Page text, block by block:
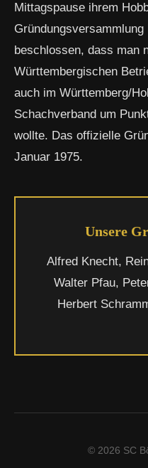
Mittagspause ihrem
beschlossen, dass man
Württembergischen
auch im Württemberg/
Schachverband um
wollte. Das offizielle
Januar 1975.
Unsere
Alfred Knecht,
Walter Pfau,
Herbert
© 2026 SC